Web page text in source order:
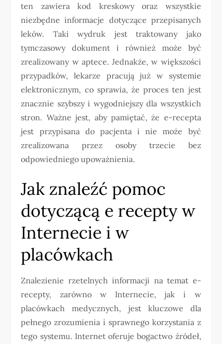
ten zawiera kod kreskowy oraz wszystkie
niezbędne informacje dotyczące przepisanych
leków. Taki wydruk jest traktowany jako
tymczasowy dokument i również może być
zrealizowany w aptece. Jednakże, w większości
przypadków, lekarze pracują już w systemie
elektronicznym, co sprawia, że proces ten jest
znacznie szybszy i wygodniejszy dla wszystkich
stron. Ważne jest, aby pamiętać, że e-recepta
jest przypisana do pacjenta i nie może być
zrealizowana przez osoby trzecie bez
odpowiedniego upoważnienia.
Jak znaleźć pomoc
dotyczącą e recepty w
Internecie i w
placówkach
Znalezienie rzetelnych informacji na temat e-
recepty, zarówno w Internecie, jak i w
placówkach medycznych, jest kluczowe dla
pełnego zrozumienia i sprawnego korzystania z
tego systemu. Internet oferuje bogactwo źródeł,